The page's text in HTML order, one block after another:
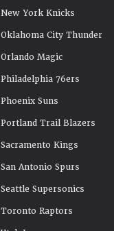
New York Knicks
Oklahoma City Thunder
Orlando Magic
Philadelphia 76ers
Phoenix Suns
Portland Trail Blazers
Sacramento Kings
San Antonio Spurs
Seattle Supersonics
Toronto Raptors